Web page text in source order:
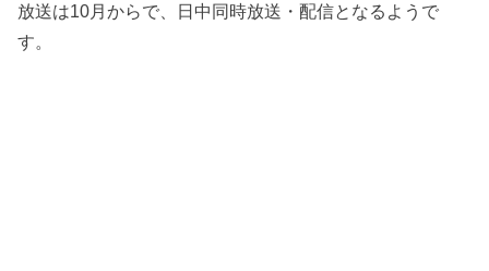
放送は10月からで、日中同時放送・配信となるようで
す。